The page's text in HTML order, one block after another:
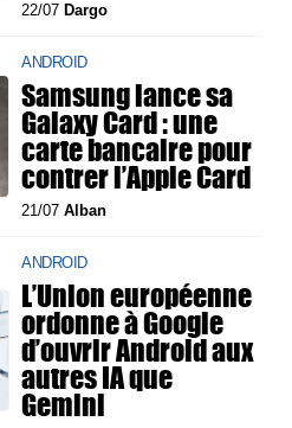
22/07 Dargo
ANDROID
Samsung lance sa
Galaxy Card : une
carte bancaire pour
contrer l’Apple Card
21/07Alban
ANDROID
L’Union européenne
ordonne à Google
d’ouvrir Android aux
autres IA que
Gemini